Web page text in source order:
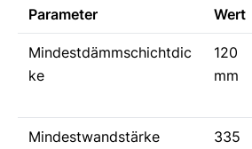
Parameter Wert
Mindestdämmschichtdic
ke
120
mm
Mindestwandstärke
335